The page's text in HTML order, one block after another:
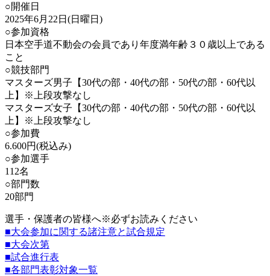
○開催日
2025年6月22日(日曜日)
○参加資格
日本空手道不動会の会員であり年度満年齢３０歳以上である
こと
○競技部門
マスターズ男子【30代の部・40代の部・50代の部・60代以
上】※上段攻撃なし
マスターズ女子【30代の部・40代の部・50代の部・60代以
上】※上段攻撃なし
○参加費
6.600円(税込み)
○参加選手
112名
○部門数
20部門
選手・保護者の皆様へ※必ずお読みください
■大会参加に関する諸注意と試合規定
■大会次第
■試合進行表
■各部門表彰対象一覧